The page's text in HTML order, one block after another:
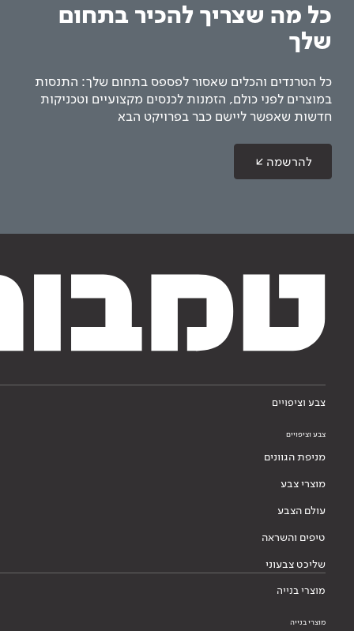
כל מה שצריך להכיר בתחום
שלך
כל הטרנדים והכלים שאסור לפספס בתחום שלך: התנסות
במוצרים לפני כולם, הזמנות לכנסים מקצועיים וטכניקות
חדשות שאפשר ליישם כבר בפרויקט הבא
להרשמה
צבע וציפויים
צבע וציפויים
מניפת הגוונים
מוצרי צבע
עולם הצבע
טיפים והשראה
שליכט צבעוני
מוצרי בנייה
מוצרי בנייה